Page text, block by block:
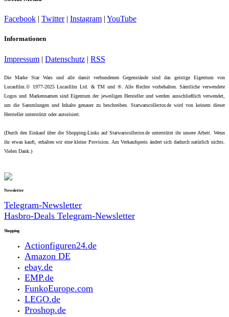
Facebook | Twitter| Instagram | YouTube
Informationen
Impressum | Datenschutz | RSS
Die Marke Star Wars und alle damit verbundenen Gegenstände sind das geistige Eigentum von
Lucasfilm.© 1977-2025 Lucasfilm Ltd. & TM und ®. Alle Rechte vorbehalten. Sämtliche verwendete
Logos und Markennamen sind Eigentum der jeweiligen Hersteller und werden ausschließlich verwendet,
um die Sammlungen und Inhalte genauer zu beschreiben. Starwarscollector.de wird von keinem dieser
Hersteller unterstützt oder autorisiert.
(Durch den Einkauf über die Shopping-Links auf Starwarscollector.de unterstützt ihr unsere Arbeit. Wenn
ihr etwas kauft, erhalten wir eine kleine Provision. Am Verkaufspreis ändert sich dadurch natürlich nichts.
Vielen Dank.)
Newsletter
Telegram-Newsletter
Hasbro-Deals Telegram-Newsletter
Shopping
Actionfiguren24.de
Amazon DE
ebay.de
EMP.de
FunkoEurope.com
LEGO.de
Proshop.de